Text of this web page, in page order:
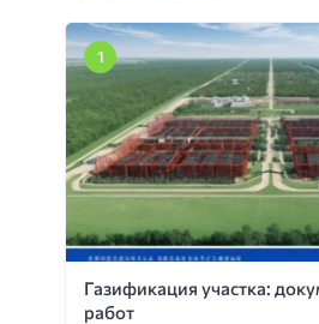
Газификация участка:
работ